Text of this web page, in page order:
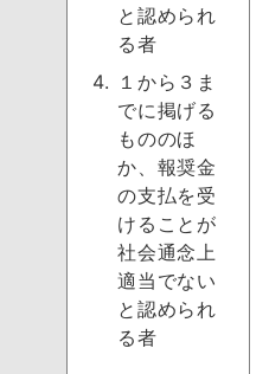
と認められ
る者
１から３ま
でに掲げる
もののほ
か、報奨金
の支払を受
けることが
社会通念上
適当でない
と認められ
る者